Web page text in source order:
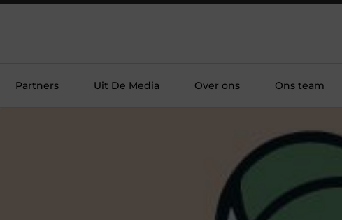
Partners Uit De Media Over ons Ons team